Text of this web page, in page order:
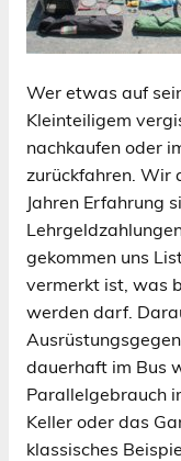
Wer etwas auf
Kleinteiligem
nachkaufen oder
zurückfahren. Wir
Jahren Erfahrung
gekommen uns
vermerkt ist, was
werden darf.
dauerhaft im Bus
Parallelgebrauch
Keller oder das
klassisches